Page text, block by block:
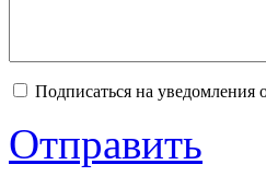
Подписаться на уведомления
Отправить